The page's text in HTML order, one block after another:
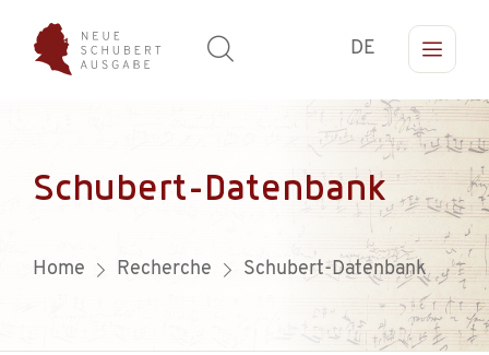
DE
Schubert-Datenbank
Home Recherche Schubert-Datenbank